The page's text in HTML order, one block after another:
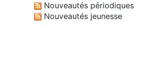
Nouveautés périodiques
Nouveautés jeunesse